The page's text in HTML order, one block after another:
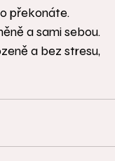
překonáte.
a sami sebou.
a bez stresu,